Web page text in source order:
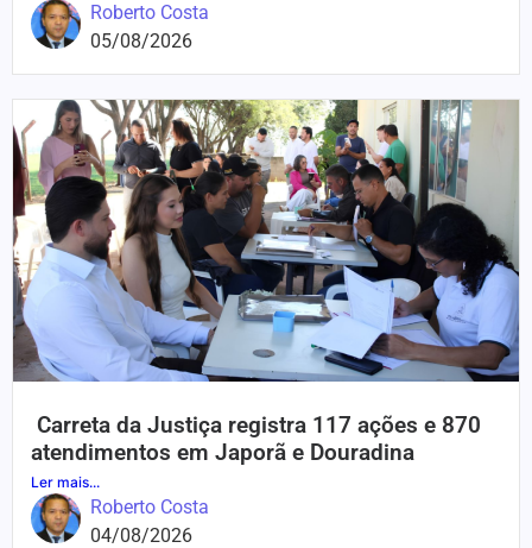
Roberto Costa
05/08/2026
Carreta da Justiça registra 117 ações e 870
atendimentos em Japorã e Douradina
Ler mais...
Roberto Costa
04/08/2026